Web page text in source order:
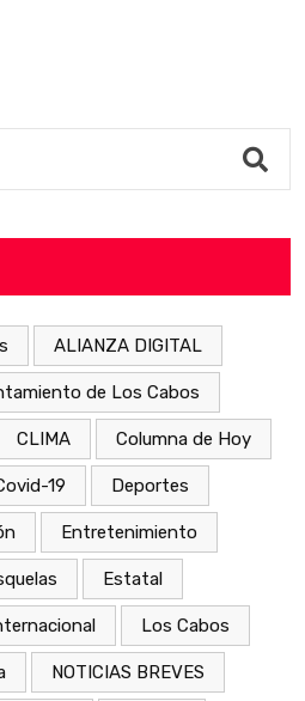
ALIANZA DIGITAL
de Los Cabos
CLIMA Columna de Hoy
19 Deportes
Entretenimiento
Estatal
Los Cabos
NOTICIAS BREVES